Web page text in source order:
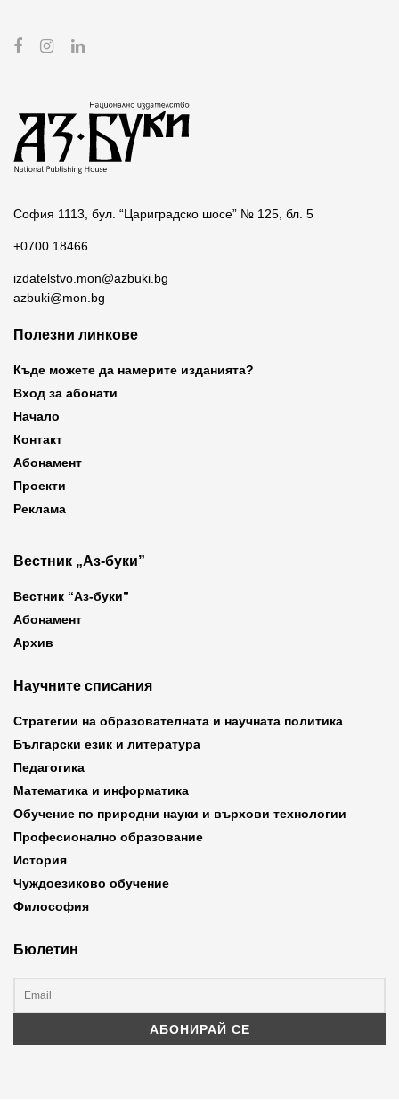
София 1113, бул. “Цариградско шосе” № 125, бл. 5
+0700 18466
izdatelstvo.mon@azbuki.bg
azbuki@mon.bg
Полезни линкове
Къде можете да намерите изданията?
Вход за абонати
Начало
Контакт
Абонамент
Проекти
Реклама
Вестник „Аз-буки”
Вестник “Аз-буки”
Абонамент
Архив
Научните списания
Стратегии на образователната и научната политика
Български език и литература
Педагогика
Математика и информатика
Обучение по природни науки и върхови технологии
Професионално образование
История
Чуждоезиково обучение
Философия
Бюлетин